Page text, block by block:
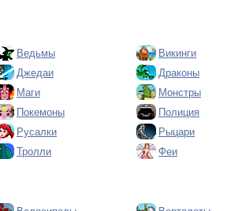
Ведьмы Викинги
Джедаи Драконы
Маги Монстры
Покемоны Полиция
Русалки Рыцари
Тролли Феи